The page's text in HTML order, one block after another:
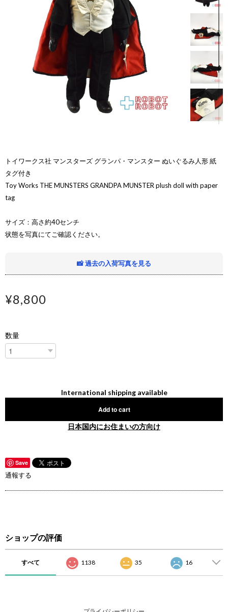
トイワークス社 マンスターズ グランパ・マンスター ぬいぐるみ人形 紙
タグ付き
Toy Works THE MUNSTERS GRANDPA MUNSTER plush doll with paper
tag
サイズ：高さ約40センチ
状態を写真にてご確認ください。
📸 過去の入荷写真を見る
¥8,800
数量
International shipping available
Add to cart
日本国内にお住まいの方向け
Save
通報する
ショップの評価
すべて 1138 35 16